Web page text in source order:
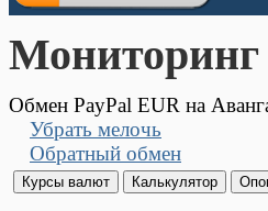
Мониторинг
Обмен PayPal EUR на
Убрать мелочь
Обратный обмен